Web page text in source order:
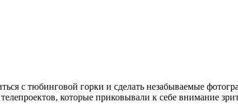
с тюбинговой горки и сделать незабываемые
которые приковывали к себе внимание